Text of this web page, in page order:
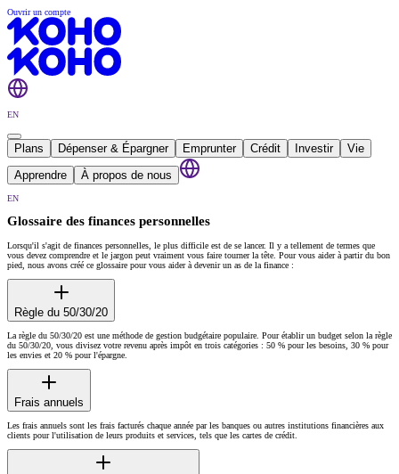
Ouvrir un compte
EN
Plans Dépenser & Épargner Emprunter Crédit Investir
Vie
Apprendre
À propos de nous
EN
Glossaire des finances personnelles
Lorsqu'il s'agit de finances personnelles, le plus difficile est de se lancer. Il y a tellement de termes que
vous devez comprendre et le jargon peut vraiment vous faire tourner la tête. Pour vous aider à partir du bon
pied, nous avons créé ce glossaire pour vous aider à devenir un as de la finance :
Règle du 50/30/20
La règle du 50/30/20 est une méthode de gestion budgétaire populaire. Pour établir un budget selon la règle
du 50/30/20, vous divisez votre revenu après impôt en trois catégories : 50 % pour les besoins, 30 % pour
les envies et 20 % pour l'épargne.
Frais annuels
Les frais annuels sont les frais facturés chaque année par les banques ou autres institutions financières aux
clients pour l'utilisation de leurs produits et services, tels que les cartes de crédit.